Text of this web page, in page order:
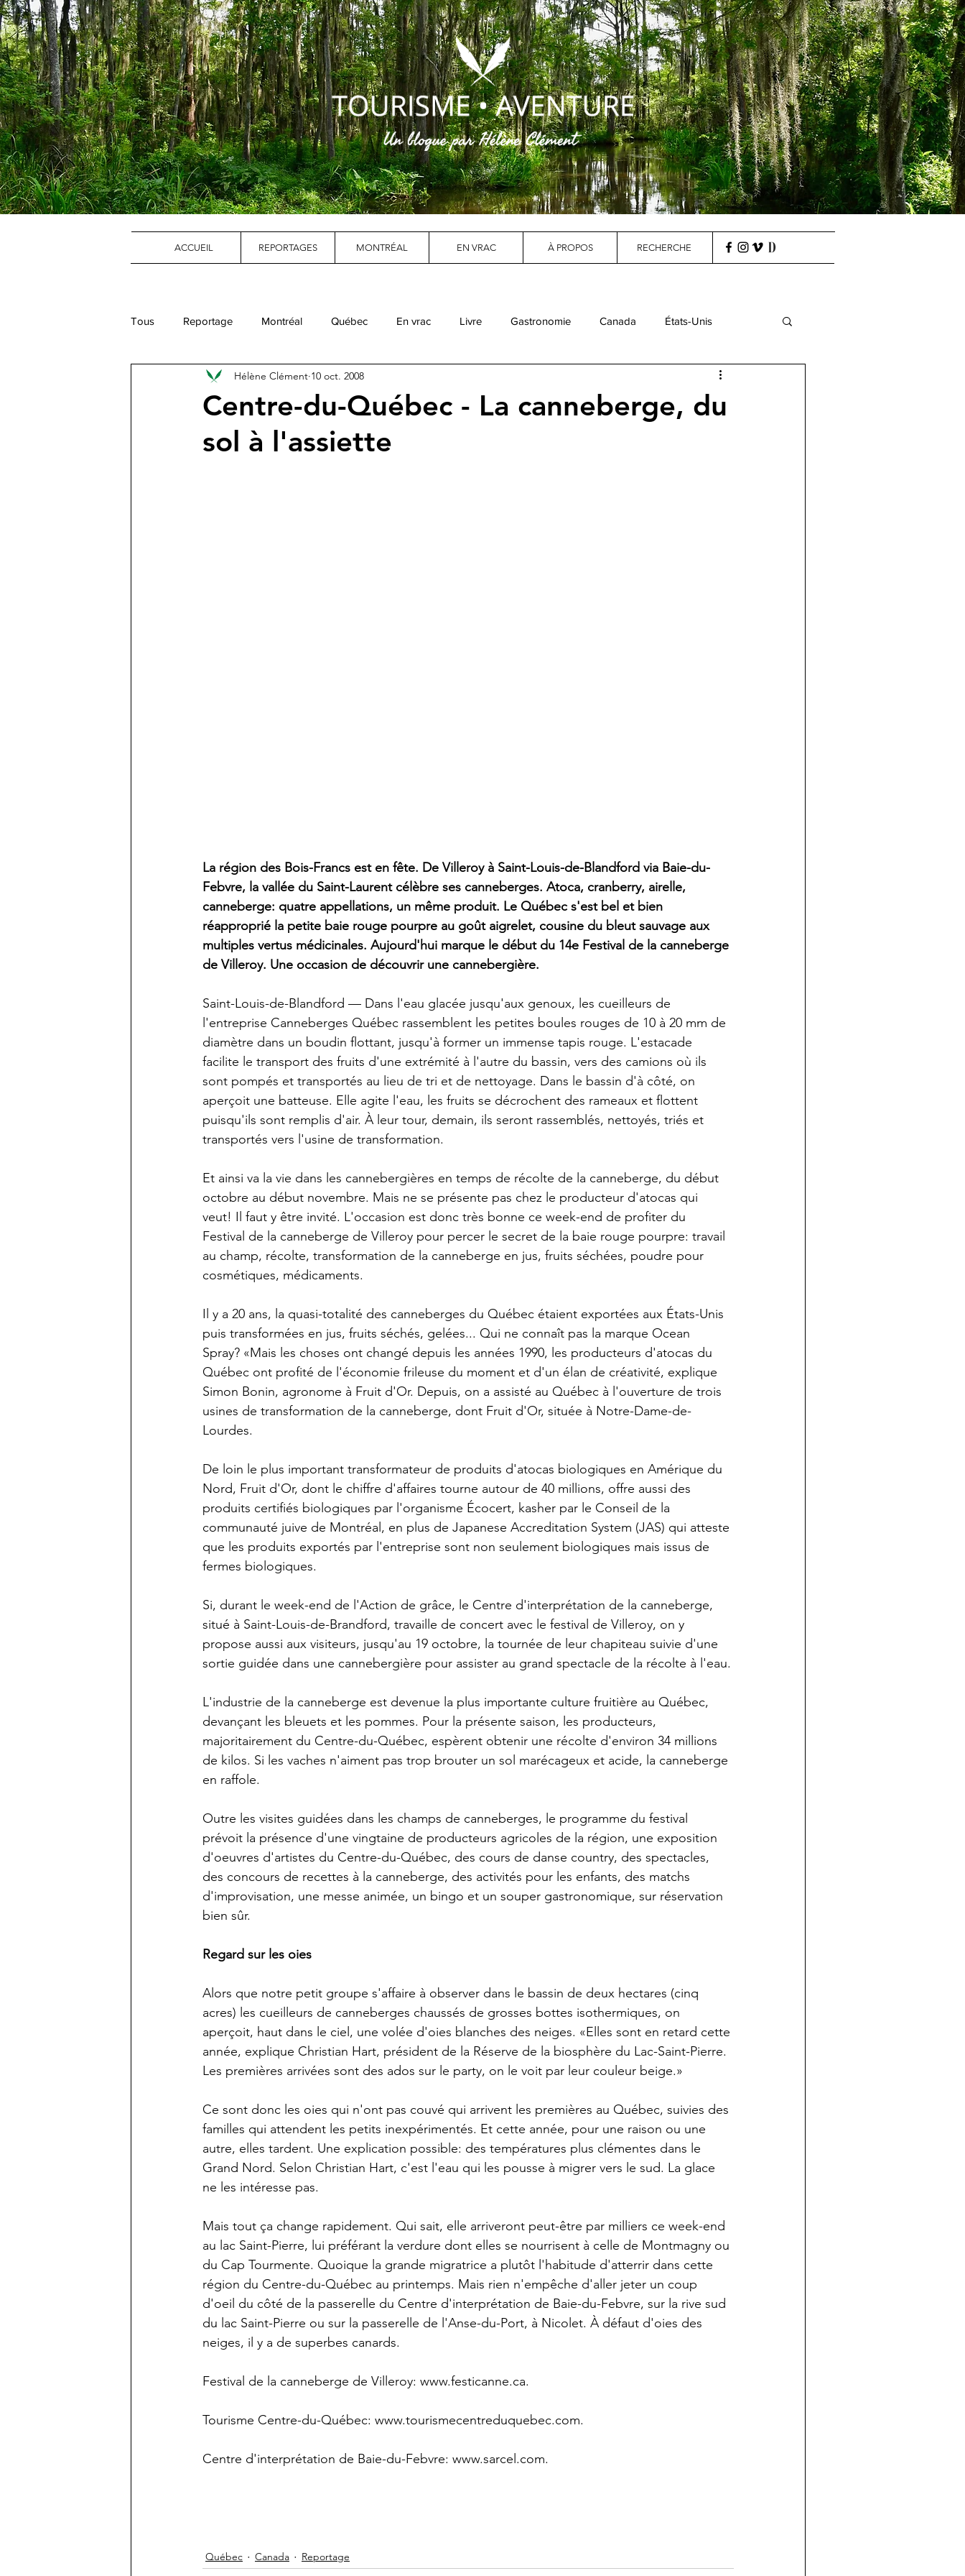
ACCUEIL REPORTAGES MONTRÉAL EN VRAC À PROPOS RECHERCHE
Tous Reportage Montréal Québec En vrac Livre Gastronomie Canada États-Unis
Europe Afrique Amérique Centrale
Moyen Orient
Centre-du-Québec - La canneberge, du
sol à l'assiette
Hélène Clément 10 oct. 2008
La région des Bois-Francs est en fête. De Villeroy à Saint-Louis-de-Blandford via Baie-du-
Febvre, la vallée du Saint-Laurent célèbre ses canneberges. Atoca, cranberry, airelle,
canneberge: quatre appellations, un même produit. Le Québec s'est bel et bien
réapproprié la petite baie rouge pourpre au goût aigrelet, cousine du bleut sauvage aux
multiples vertus médicinales. Aujourd'hui marque le début du 14e Festival de la canneberge
de Villeroy. Une occasion de découvrir une cannebergière.
Saint-Louis-de-Blandford — Dans l'eau glacée jusqu'aux genoux, les cueilleurs de
l'entreprise Canneberges Québec rassemblent les petites boules rouges de 10 à 20 mm de
diamètre dans un boudin flottant, jusqu'à former un immense tapis rouge. L'estacade
facilite le transport des fruits d'une extrémité à l'autre du bassin, vers des camions où ils
sont pompés et transportés au lieu de tri et de nettoyage. Dans le bassin d'à côté, on
aperçoit une batteuse. Elle agite l'eau, les fruits se décrochent des rameaux et flottent
puisqu'ils sont remplis d'air. À leur tour, demain, ils seront rassemblés, nettoyés, triés et
Et ainsi va la vie dans les cannebergières en temps de récolte de la canneberge, du début
octobre au début novembre. Mais ne se présente pas chez le producteur d'atocas qui
veut! Il faut y être invité. L'occasion est donc très bonne ce week-end de profiter du
Festival de la canneberge de Villeroy pour percer le secret de la baie rouge pourpre: travail
au champ, récolte, transformation de la canneberge en jus, fruits séchées, poudre pour
cosmétiques, médicaments.
Il y a 20 ans, la quasi-totalité des canneberges du Québec étaient exportées aux États-Unis
puis transformées en jus, fruits séchés, gelées... Qui ne connaît pas la marque Ocean
Spray? «Mais les choses ont changé depuis les années 1990, les producteurs d'atocas du
Québec ont profité de l'économie frileuse du moment et d'un élan de créativité, explique
Simon Bonin, agronome à Fruit d'Or. Depuis, on a assisté au Québec à l'ouverture de trois
usines de transformation de la canneberge, dont Fruit d'Or, située à Notre-Dame-de-
Lourdes.
De loin le plus important transformateur de produits d'atocas biologiques en Amérique du
Nord, Fruit d'Or, dont le chiffre d'affaires tourne autour de 40 millions, offre aussi des
produits certifiés biologiques par l'organisme Écocert, kasher par le Conseil de la
communauté juive de Montréal, en plus de Japanese Accreditation System (JAS) qui atteste
que les produits exportés par l'entreprise sont non seulement biologiques mais issus de
fermes biologiques.
Si, durant le week-end de l'Action de grâce, le Centre d'interprétation de la canneberge,
situé à Saint-Louis-de-Brandford, travaille de concert avec le festival de Villeroy, on y
propose aussi aux visiteurs, jusqu'au 19 octobre, la tournée de leur chapiteau suivie d'une
sortie guidée dans une cannebergière pour assister au grand spectacle de la récolte à l'eau.
L'industrie de la canneberge est devenue la plus importante culture fruitière au Québec,
devançant les bleuets et les pommes. Pour la présente saison, les producteurs,
majoritairement du Centre-du-Québec, espèrent obtenir une récolte d'environ 34 millions
de kilos. Si les vaches n'aiment pas trop brouter un sol marécageux et acide, la canneberge
Outre les visites guidées dans les champs de canneberges, le programme du festival
prévoit la présence d'une vingtaine de producteurs agricoles de la région, une exposition
d'oeuvres d'artistes du Centre-du-Québec, des cours de danse country, des spectacles,
des concours de recettes à la canneberge, des activités pour les enfants, des matchs
d'improvisation, une messe animée, un bingo et un souper gastronomique, sur réservation
bien sûr.
Regard sur les oies
Alors que notre petit groupe s'affaire à observer dans le bassin de deux hectares (cinq
acres) les cueilleurs de canneberges chaussés de grosses bottes isothermiques, on
aperçoit, haut dans le ciel, une volée d'oies blanches des neiges. «Elles sont en retard cette
année, explique Christian Hart, président de la Réserve de la biosphère du Lac-Saint-Pierre.
Les premières arrivées sont des ados sur le party, on le voit par leur couleur beige.»
Ce sont donc les oies qui n'ont pas couvé qui arrivent les premières au Québec, suivies des
familles qui attendent les petits inexpérimentés. Et cette année, pour une raison ou une
autre, elles tardent. Une explication possible: des températures plus clémentes dans le
Grand Nord. Selon Christian Hart, c'est l'eau qui les pousse à migrer vers le sud. La glace
ne les intéresse pas.
Mais tout ça change rapidement. Qui sait, elle arriveront peut-être par milliers ce week-end
au lac Saint-Pierre, lui préférant la verdure dont elles se nourrisent à celle de Montmagny ou
du Cap Tourmente. Quoique la grande migratrice a plutôt l'habitude d'atterrir dans cette
région du Centre-du-Québec au printemps. Mais rien n'empêche d'aller jeter un coup
d'oeil du côté de la passerelle du Centre d'interprétation de Baie-du-Febvre, sur la rive sud
du lac Saint-Pierre ou sur la passerelle de l'Anse-du-Port, à Nicolet. À défaut d'oies des
neiges, il y a de superbes canards.
Festival de la canneberge de Villeroy: www.festicanne.ca.
Tourisme Centre-du-Québec: www.tourismecentreduquebec.com.
Centre d'interprétation de Baie-du-Febvre: www.sarcel.com.
Québec Canada Reportage